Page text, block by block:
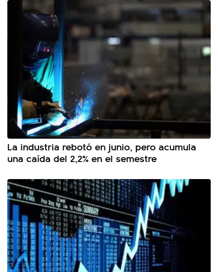
La industria rebotó en junio, pero acumula
una caída del 2,2% en el semestre